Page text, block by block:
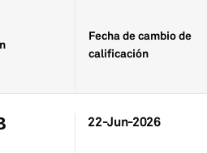
Fecha de cambio de
calificación
22-Jun-2026